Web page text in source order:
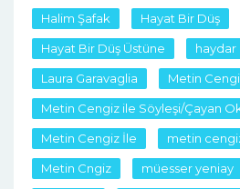
Halim Şafak Hayat Bir Düş
Hayat Bir Düş Üstüne haydar
Laura Garavaglia Metin
Metin Cengiz ile Söyleşi/Çayan
Metin Cengiz İle metin
Metin Cngiz müesser yeniay